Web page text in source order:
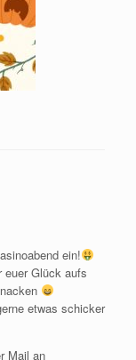
ein!
euer Glück aufs
etwas schicker
Mail an